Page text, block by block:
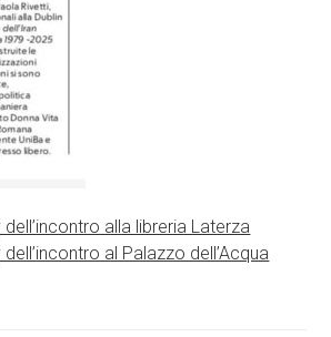
alla libreria Laterza
al Palazzo dell’Acqua